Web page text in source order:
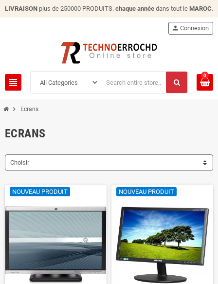
LIVRAISON plus de 250000 PRODUITS. chaque année dans tout le MAROC.
view_headline
0
person Connexion
chevron_right Ecrans
ECRANS
Choisir
NOUVEAU PRODUIT NOUVEAU PRODUIT